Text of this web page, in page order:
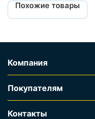
Похожие товары
Компания
Покупателям
Контакты